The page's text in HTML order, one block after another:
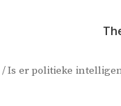
/Is er politieke